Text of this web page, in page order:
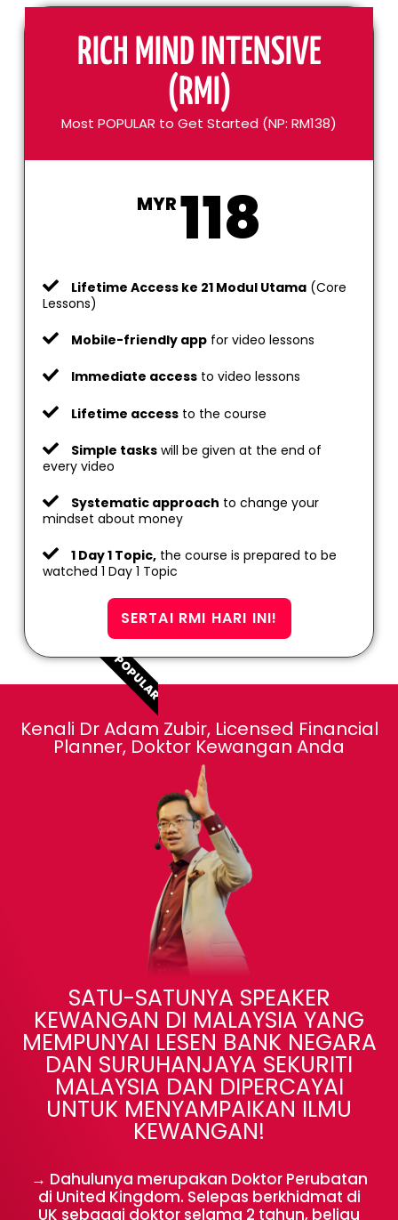
RICH MIND INTENSIVE
(RMI)
Most POPULAR to Get Started (NP: RM138)
MYR118
Lifetime Access ke 21 Modul Utama (Core
Lessons)
Mobile-friendly app for video lessons
Immediate access to video lessons
Lifetime access to the course
Simple tasks will be given at the end of
every video
Systematic approach to change your
mindset about money
1 Day 1 Topic, the course is prepared to be
watched 1 Day 1 Topic
SERTAI RMI HARI INI!
POPULAR
Kenali Dr Adam Zubir, Licensed Financial
Planner, Doktor Kewangan Anda
SATU-SATUNYA SPEAKER
KEWANGAN DI MALAYSIA YANG
MEMPUNYAI LESEN BANK NEGARA
DAN SURUHANJAYA SEKURITI
MALAYSIA DAN DIPERCAYAI
UNTUK MENYAMPAIKAN ILMU
KEWANGAN!
→ Dahulunya merupakan Doktor Perubatan
di United Kingdom. Selepas berkhidmat di
UK sebagai doktor selama 2 tahun, beliau